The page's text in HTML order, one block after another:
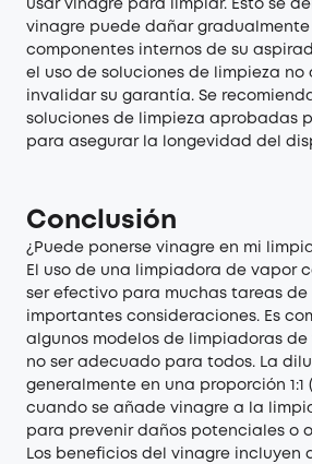
usar vinagre para limpiar. Esto se
vinagre puede dañar gradualmente
componentes internos de su
el uso de soluciones de limpieza
invalidar su garantía. Se
soluciones de limpieza aprobadas
para asegurar la longevidad del
Conclusión
¿Puede ponerse vinagre en mi
El uso de una limpiadora de vapor
ser efectivo para muchas tareas de
importantes consideraciones. Es
algunos modelos de limpiadoras de
no ser adecuado para todos. La
generalmente en una proporción 1:1
cuando se añade vinagre a la
para prevenir daños potenciales o
Los beneficios del vinagre incluyen